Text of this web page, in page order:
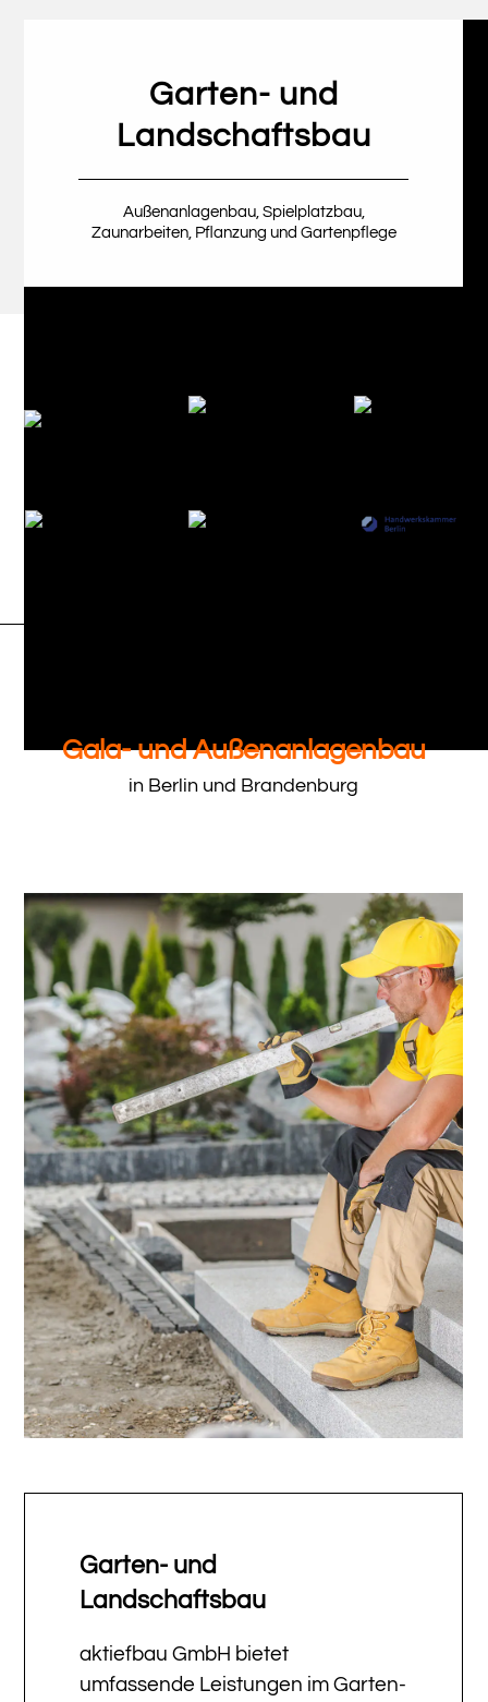
Garten- und
Landschaftsbau
Außenanlagenbau, Spielplatzbau,
Zaunarbeiten, Pflanzung und Gartenpflege
Gala- und Außenanlagenbau
in Berlin und Brandenburg
Garten- und
Landschaftsbau
aktiefbau GmbH bietet
umfassende Leistungen im Garten-